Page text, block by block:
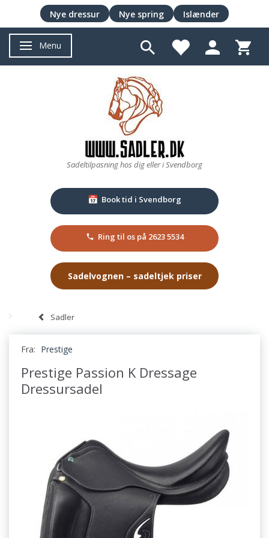
Skifte navigation
Menu
Sadeltilpasning hos dig eller i Svendborg
📅 Book tid i Svendborg
Ring til os på 2623 5534
Sadelvognen – sadeltjek priser
Sadler
Fra: Prestige
Prestige Passion K Dressage
Dressursadel
Nye dressur Nye spring Islænder